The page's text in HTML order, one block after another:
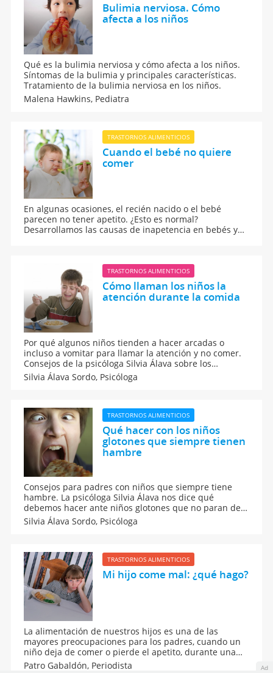
Bulimia nerviosa. Cómo
afecta a los niños
Qué es la bulimia nerviosa y cómo afecta a los niños.
Síntomas de la bulimia y principales características.
Tratamiento de la bulimia nerviosa en los niños.
Malena Hawkins, Pediatra
TRASTORNOS ALIMENTICIOS
Cuando el bebé no quiere
comer
En algunas ocasiones, el recién nacido o el bebé
parecen no tener apetito. ¿Esto es normal?
Desarrollamos las causas de inapetencia en bebés y
TRASTORNOS ALIMENTICIOS
Cómo llaman los niños la
atención durante la comida
Por qué algunos niños tienden a hacer arcadas o
incluso a vomitar para llamar la atención y no comer.
Consejos de la psicóloga Silvia Álava sobre los
problemas a la hora de comer de los niños. Te
ayudarán a saber detectar si tu hijo no come para
Silvia Álava Sordo, Psicóloga
TRASTORNOS ALIMENTICIOS
Qué hacer con los niños
glotones que siempre tienen
hambre
Consejos para padres con niños que siempre tiene
hambre. La psicóloga Silvia Álava nos dice qué
debemos hacer ante niños glotones que no paran de
comer y nos da algunos tips para que introducir una
alimentación saludable desde que son muy pequeños
Silvia Álava Sordo, Psicóloga
TRASTORNOS ALIMENTICIOS
Mi hijo come mal: ¿qué hago?
La alimentación de nuestros hijos es una de las
mayores preocupaciones para los padres, cuando un
niño deja de comer o pierde el apetito, durante una
temporada, puede poner en peligro su nutrición y su
Patro Gabaldón, Periodista Ad